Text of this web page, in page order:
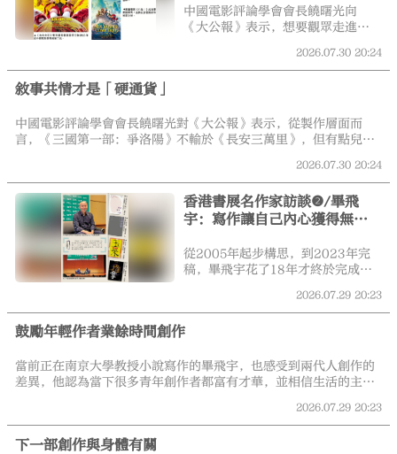
詮釋和思考，以及對社區生活的呼
應。
中國電影評論學會會長饒曙光向
《大公報》表示，想要觀眾走進影
今年暑期檔電影在製作層面回歸匠
心，踏實創作，贏得不錯口碑，但
準捕捉當下觀眾的情緒切口，適配
觀影訴求。
2026.07.30 20:24
敘事共情才是「硬通貨」
中國電影評論學會會長饒曙光對《大公報》表示，從製作層面而
言，《三國第一部：爭洛陽》不輸於《長安三萬里》，但有點兒拘
受上產生難度。《群星閃耀時》中一些戲劇衝突則缺少鋪墊，讓整
部影片顯得支離破碎。
2026.07.30 20:24
香港書展名作家訪談❷/畢飛
宇：寫作讓自己內心獲得無限
從2005年起步構思，到2023年完
稿，畢飛宇花了18年才終於完成小
來到人間》圍繞一個「醫患糾紛」
展開，講述了「非典」結束後的夏
天，第一醫院的泌尿外科連續出現
在遭遇第七例病人田菲的死亡後，
陷入了現實和精神的雙重危機。作
庭、科室關係等多角度描摹，全方
位洞察一個看似完美無瑕的頂級醫
2026.07.29 20:23
鼓勵年輕作者業餘時間創作
當前正在南京大學教授小說寫作的畢飛宇，也感受到兩代人創作的
差異，他認為當下很多青年創作者都富有才華，並相信生活的主體
2026.07.29 20:23
下一部創作與身體有關